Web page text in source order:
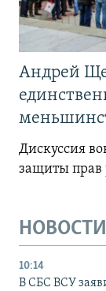
Андрей
Дискуссия
защиты
НОВОСТИ
10:14
В СБС ВСУ